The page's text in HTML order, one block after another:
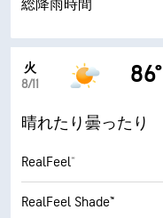
総降雨時間
火
8/11
86°
晴れたり曇ったり
RealFeel®
RealFeel Shade™